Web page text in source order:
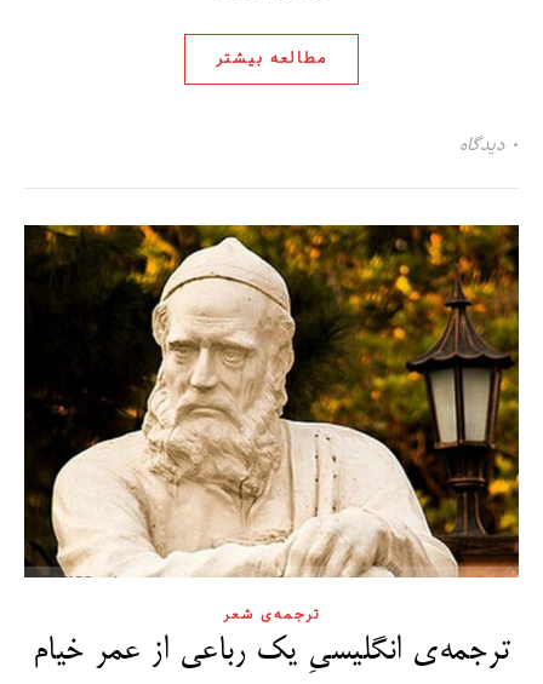
مطالعه بیشتر
۰ دیدگاه
ترجمه‌ی شعر
ترجمه‌ی انگلیسیِ یک رباعی از عمر خیام